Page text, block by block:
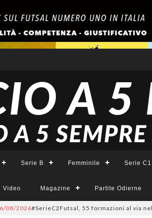
Serie B Femminile Serie C1
Video Magazine Partite Odierne
#SerieC2Futsal, 55 formazioni al via nel